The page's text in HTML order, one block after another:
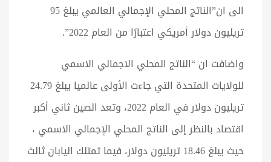
الى ان”الناتج المحلي الإجمالي العالمي يبلغ 95
تريليون دولار أمريكي اعتبارًا من العام 2022”.
واضافت ان “الناتج المحلي الاجمالي الاسمي
للولايات المتحدة التي جاءت الأولى عالميا يبلغ 24.79
تريليون دولار في العام 2022، وتعد الصين ثاني أكبر
اقتصاد بالنظر إلى الناتج المحلي الإجمالي الاسمي ،
حيث يبلغ 18.46 تريليون دولار، فيما تمتلك اليابان ثالث